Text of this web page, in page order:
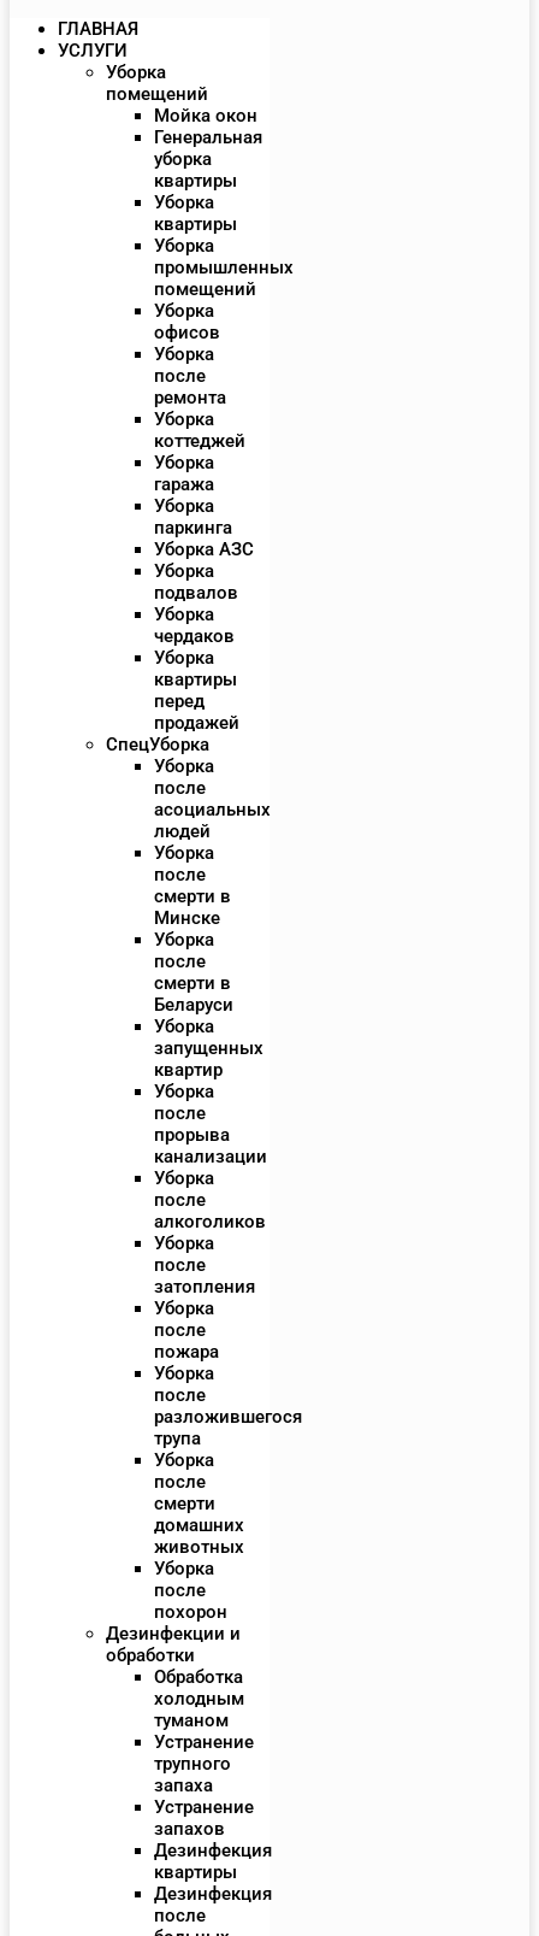
ГЛАВНАЯ
УСЛУГИ
Уборка
помещений
Мойка окон
Генеральная
уборка
квартиры
Уборка
квартиры
Уборка
промышленных
помещений
Уборка
офисов
Уборка
после
ремонта
Уборка
коттеджей
Уборка
гаража
Уборка
паркинга
Уборка АЗС
Уборка
подвалов
Уборка
чердаков
Уборка
квартиры
перед
продажей
СпецУборка
Уборка
после
асоциальных
людей
Уборка
после
смерти в
Минске
Уборка
после
смерти в
Беларуси
Уборка
запущенных
квартир
Уборка
после
прорыва
канализации
Уборка
после
алкоголиков
Уборка
после
затопления
Уборка
после
пожара
Уборка
после
разложившегося
трупа
Уборка
после
смерти
домашних
животных
Уборка
после
похорон
Дезинфекции и
обработки
Обработка
холодным
туманом
Устранение
трупного
запаха
Устранение
запахов
Дезинфекция
квартиры
Дезинфекция
после